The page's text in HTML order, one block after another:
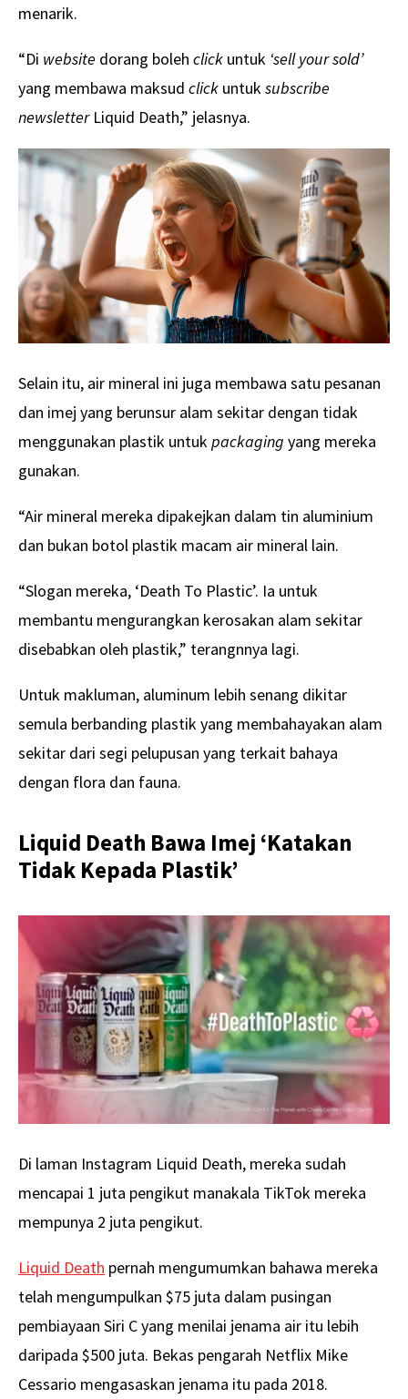
menarik.
“Di website dorang boleh click untuk ‘sell your sold’
yang membawa maksud click untuksubscribe
newsletterLiquid Death,” jelasnya.
Selain itu, air mineral ini juga membawa satu pesanan
dan imej yang berunsur alam sekitar dengan tidak
menggunakan plastik untukpackaging yang mereka
gunakan.
“Air mineral mereka dipakejkan dalam tin aluminium
dan bukan botol plastik macam air mineral lain.
“Slogan mereka, ‘Death To Plastic’. Ia untuk
membantu mengurangkan kerosakan alam sekitar
disebabkan oleh plastik,” terangnnya lagi.
Untuk makluman, aluminum lebih senang dikitar
semula berbanding plastik yang membahayakan alam
sekitar dari segi pelupusan yang terkait bahaya
dengan flora dan fauna.
Liquid Death Bawa Imej ‘Katakan
Tidak Kepada Plastik’
Di laman Instagram Liquid Death, mereka sudah
mencapai 1 juta pengikut manakala TikTok mereka
mempunya 2 juta pengikut.
Liquid Death pernah mengumumkan bahawa mereka
telah mengumpulkan $75 juta dalam pusingan
pembiayaan Siri C yang menilai jenama air itu lebih
daripada $500 juta. Bekas pengarah Netflix Mike
Cessario mengasaskan jenama itu pada 2018.